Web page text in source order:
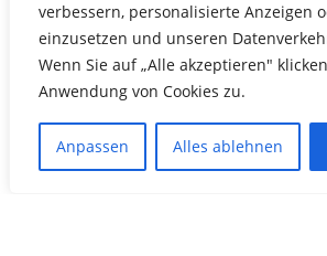
verbessern, personalisierte Anzeigen
einzusetzen und unseren
Wenn Sie auf „Alle akzeptieren"
Anwendung von Cookies zu.
Anpassen Alles ablehnen
SCHREIBE EINEN
Du musstangemeldetsein, um einen
Reisebericht Ware 2018